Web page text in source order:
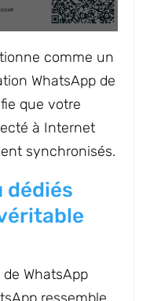
comme un
WhatsApp de
que votre
à Internet
synchronisés.
dédiés
WhatsApp